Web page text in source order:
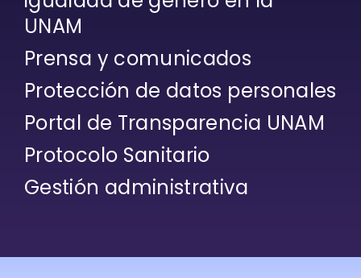
UNAM
Prensa y comunicados
Protección de datos personales
Portal de Transparencia UNAM
Protocolo Sanitario
Gestión administrativa